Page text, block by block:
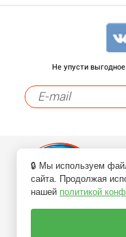
Не упусти
🔒 Мы используем
сайта. Продолжая
нашей политикой